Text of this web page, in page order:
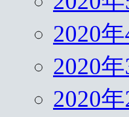
2020年
2020年
2020年